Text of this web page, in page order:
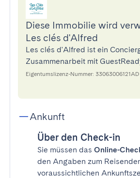
Diese Immobilie wird
Les clés d'Alfred
Les clés d'Alfred ist ein
Zusammenarbeit mit
Eigentumslizenz-Nummer: 33063006121AD
Ankunft
Über den Check-in
Sie müssen das Online-
den Angaben zum
voraussichtlichen